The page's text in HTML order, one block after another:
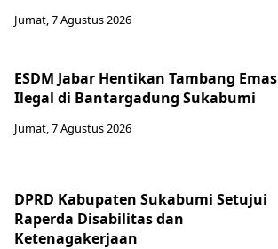
Jumat, 7 Agustus 2026
ESDM Jabar Hentikan Tambang Emas
Ilegal di Bantargadung Sukabumi
Jumat, 7 Agustus 2026
DPRD Kabupaten Sukabumi Setujui
Raperda Disabilitas dan
Ketenagakerjaan